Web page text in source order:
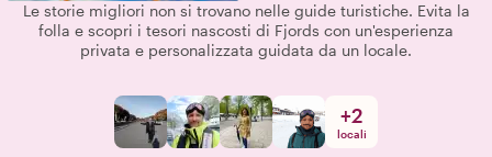
Le storie migliori non si trovano nelle guide turistiche. Evita la
folla e scopri i tesori nascosti di Fjords con un'esperienza
privata e personalizzata guidata da un locale.
+2
locali